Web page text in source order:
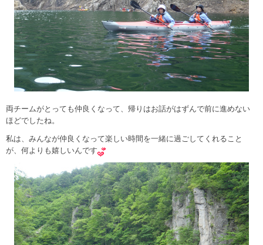
両チームがとっても仲良くなって、帰りはお話がはずんで前に進めない
ほどでしたね。
私は、みんなが仲良くなって楽しい時間を一緒に過ごしてくれること
が、何よりも嬉しいんです